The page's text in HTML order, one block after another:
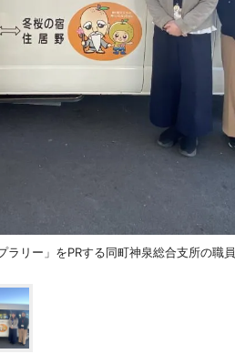
リー」をPRする同町神泉総合支所の職員